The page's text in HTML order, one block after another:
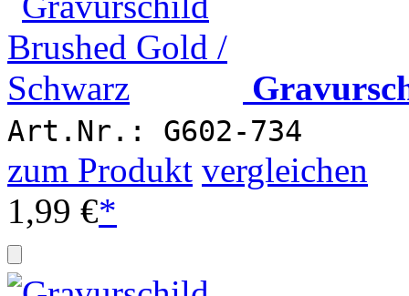
Art.Nr.: G602-734
zum Produkt vergleichen
1,99 €*